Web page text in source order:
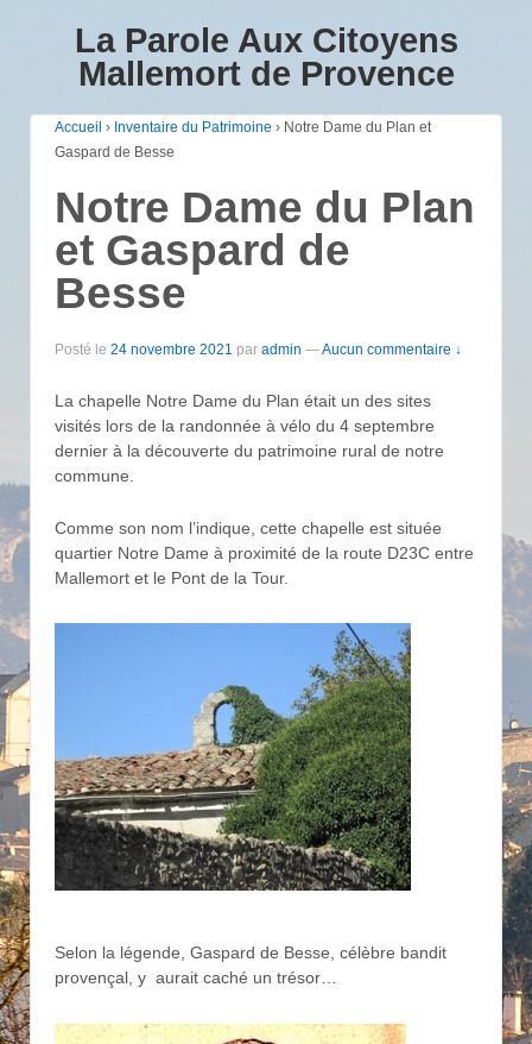
La Parole Aux Citoyens
Mallemort de Provence
Accueil › Inventaire du Patrimoine › Notre Dame du Plan et
Gaspard de Besse
Notre Dame du Plan
et Gaspard de
Besse
Posté le 24 novembre 2021 par admin —Aucun commentaire ↓
La chapelle Notre Dame du Plan était un des sites
visités lors de la randonnée à vélo du 4 septembre
dernier à la découverte du patrimoine rural de notre
commune.
Comme son nom l’indique, cette chapelle est située
quartier Notre Dame à proximité de la route D23C entre
Mallemort et le Pont de la Tour.
Selon la légende, Gaspard de Besse, célèbre bandit
provençal, y aurait caché un trésor…